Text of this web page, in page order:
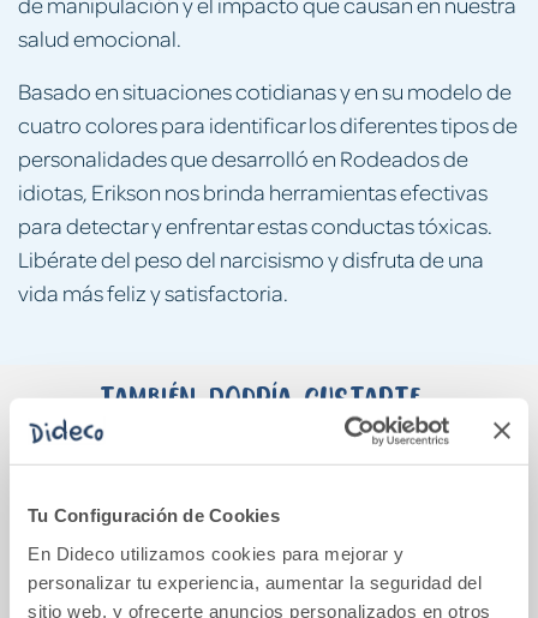
Tu Configuración de Cookies
En Dideco utilizamos cookies para mejorar y
personalizar tu experiencia, aumentar la seguridad del
sitio web, y ofrecerte anuncios personalizados en otros
salud emocional.
Basado en situaciones cotidianas y en su modelo de
cuatro colores para identificar los diferentes tipos de
personalidades que desarrolló en Rodeados de
idiotas, Erikson nos brinda herramientas efectivas
para detectar y enfrentar estas conductas tóxicas.
Libérate del peso del narcisismo y disfruta de una
vida más feliz y satisfactoria.
También podría gustarte...